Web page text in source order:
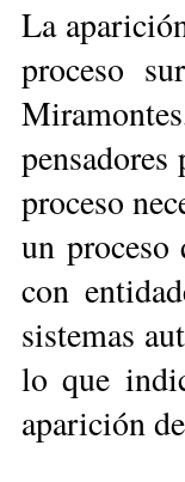
La
proceso
proceso
un proceso
con
sistemas
lo que
aparición